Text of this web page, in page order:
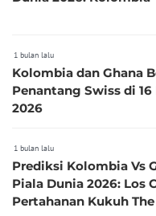
1 bulan lalu
Kolombia dan Ghana
Penantang Swiss di
2026
1 bulan lalu
Prediksi Kolombia Vs
Piala Dunia 2026: Los
Pertahanan Kukuh